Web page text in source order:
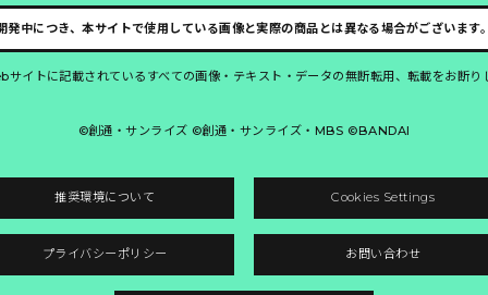
発中につき、本サイトで使用している画像と実際の商品とは異なる場合がございます。
サイトに記載されているすべての画像・テキスト・データの無断転用、転載をお断り
©創通・サンライズ ©創通・サンライズ・MBS ©BANDAI
推奨環境について Cookies Settings
プライバシーポリシー お問い合わせ